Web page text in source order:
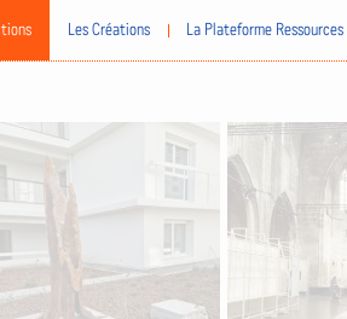
Les Créations La Plateforme Ressources